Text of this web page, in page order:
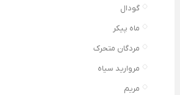
گودال
ماه پیکر
مردگان متحرک
مروارید سیاه
مریم